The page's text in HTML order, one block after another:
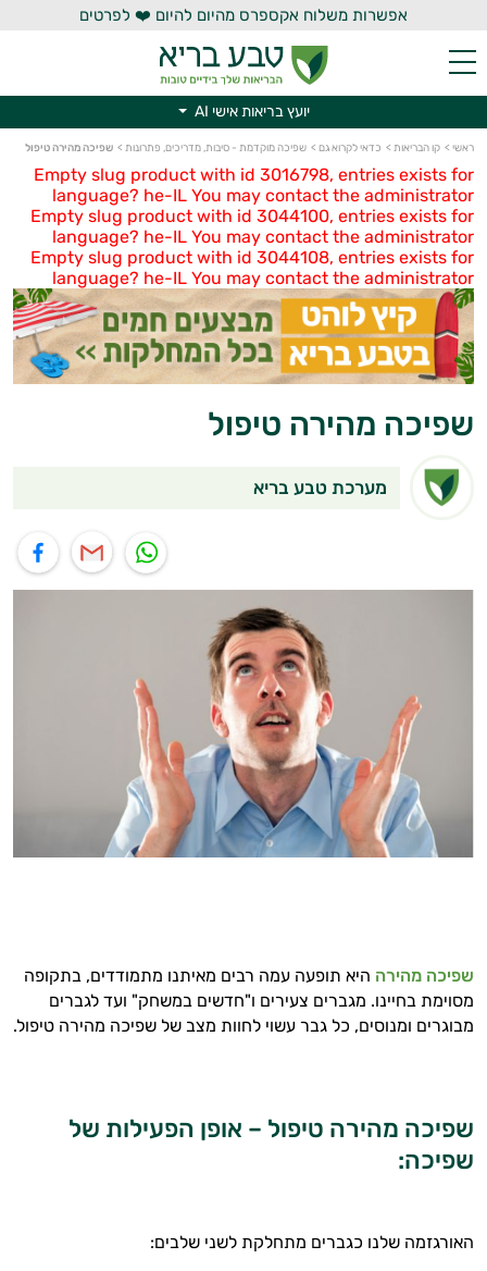
אפשרות משלוח אקספרס מהיום להיום ❤️ לפרטים
יועץ בריאות אישי AI
ראשי > קו הבריאות > כדאי לקרוא גם > שפיכה מוקדמת - סיבות, מדריכים, פתרונות > שפיכה מהירה טיפול
Empty slug product with id 3016798, entries exists for
language? he-IL You may contact the administrator
Empty slug product with id 3044100, entries exists for
language? he-IL You may contact the administrator
Empty slug product with id 3044108, entries exists for
language? he-IL You may contact the administrator
שפיכה מהירה טיפול
מערכת טבע בריא
שפיכה מהירה היא תופעה עמה רבים מאיתנו מתמודדים, בתקופה
מסוימת בחיינו. מגברים צעירים ו"חדשים במשחק" ועד לגברים
מבוגרים ומנוסים, כל גבר עשוי לחוות מצב של שפיכה מהירה טיפול.
שפיכה מהירה טיפול – אופן הפעילות של
שפיכה:
האורגזמה שלנו כגברים מתחלקת לשני שלבים: